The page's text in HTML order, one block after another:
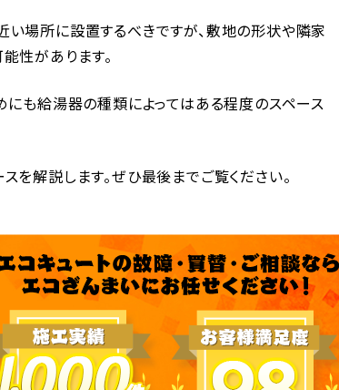
場所に設置するべきですが、敷地の形状や隣家
性があります。
にも給湯器の種類によってはある程度のスペース
を解説します。ぜひ最後までご覧ください。